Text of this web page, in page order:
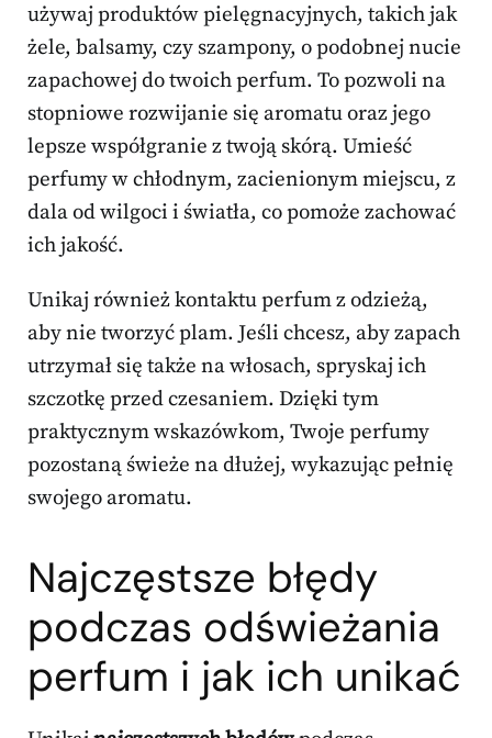
używaj produktów pielęgnacyjnych, takich jak
żele, balsamy, czy szampony, o podobnej nucie
zapachowej do twoich perfum. To pozwoli na
stopniowe rozwijanie się aromatu oraz jego
lepsze współgranie z twoją skórą. Umieść
perfumy w chłodnym, zacienionym miejscu, z
dala od wilgoci i światła, co pomoże zachować
ich jakość.
Unikaj również kontaktu perfum z odzieżą,
aby nie tworzyć plam. Jeśli chcesz, aby zapach
utrzymał się także na włosach, spryskaj ich
szczotkę przed czesaniem. Dzięki tym
praktycznym wskazówkom, Twoje perfumy
pozostaną świeże na dłużej, wykazując pełnię
swojego aromatu.
Najczęstsze błędy
podczas odświeżania
perfum i jak ich unikać